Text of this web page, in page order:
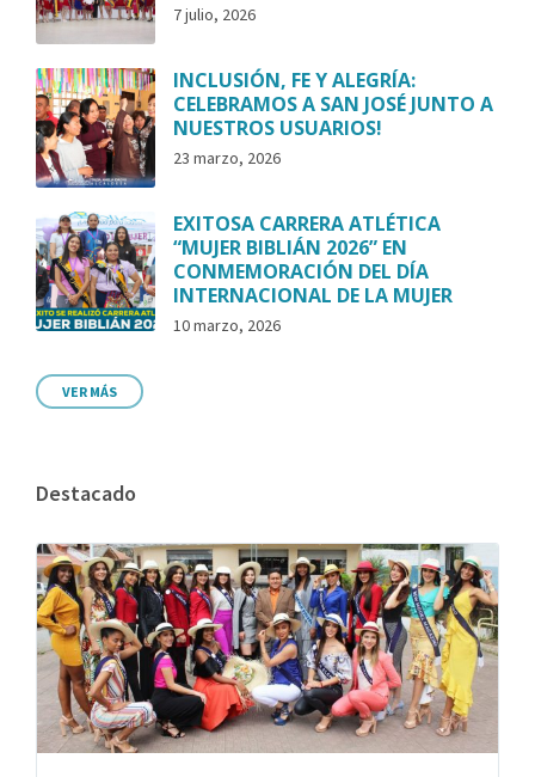
7 julio, 2026
INCLUSIÓN, FE Y ALEGRÍA:
CELEBRAMOS A SAN JOSÉ JUNTO A
NUESTROS USUARIOS!
23 marzo, 2026
EXITOSA CARRERA ATLÉTICA
“MUJER BIBLIÁN 2026” EN
CONMEMORACIÓN DEL DÍA
INTERNACIONAL DE LA MUJER
10 marzo, 2026
VER MÁS
Destacado